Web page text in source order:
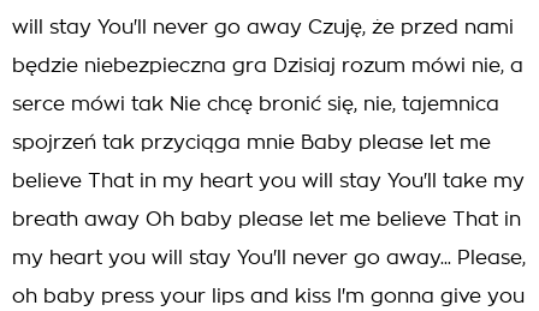
will stay You'll never go away Czuję, że przed nami
będzie niebezpieczna gra Dzisiaj rozum mówi nie, a
serce mówi tak Nie chcę bronić się, nie, tajemnica
spojrzeń tak przyciąga mnie Baby please let me
believe That in my heart you will stay You'll take my
breath away Oh baby please let me believe That in
my heart you will stay You'll never go away... Please,
oh baby press your lips and kiss I'm gonna give you